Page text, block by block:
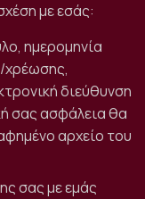
με εσάς:
ημερομηνία
χρέωσης,
διεύθυνση
σας ασφάλεια θα
αρχείο του
σας με εμάς